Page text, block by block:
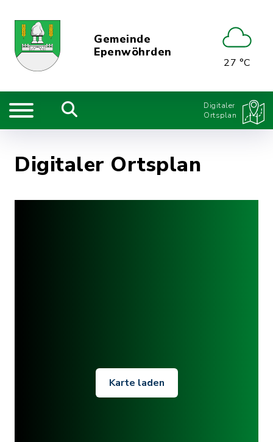
Gemeinde
Epenwöhrden
27 °C
Digitaler
Ortsplan
Digitaler Ortsplan
Karte laden